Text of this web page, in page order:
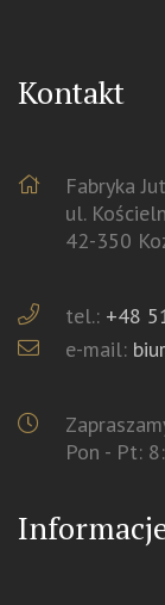
Kontakt
Fabryka
ul.
42-350
tel.: +48
e-mail:
Pon - Pt: